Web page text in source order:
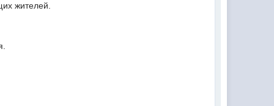
жителей.